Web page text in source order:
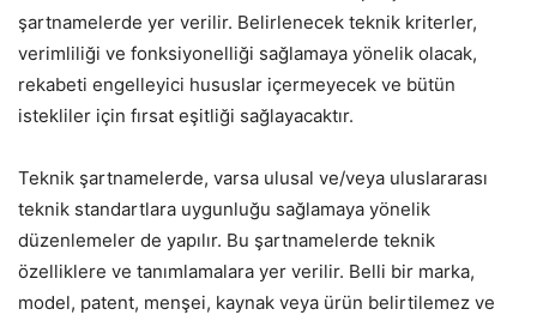
şartnamelerde yer verilir. Belirlenecek teknik kriterler,
verimliliği ve fonksiyonelliği sağlamaya yönelik olacak,
rekabeti engelleyici hususlar içermeyecek ve bütün
istekliler için fırsat eşitliği sağlayacaktır.
Teknik şartnamelerde, varsa ulusal ve/veya uluslararası
teknik standartlara uygunluğu sağlamaya yönelik
düzenlemeler de yapılır. Bu şartnamelerde teknik
özelliklere ve tanımlamalara yer verilir. Belli bir marka,
model, patent, menşei, kaynak veya ürün belirtilemez ve